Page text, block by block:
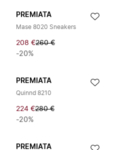
PREMIATA
Mase 8020 Sneakers
208 €260 €
-20%
PREMIATA
Quinnd 8210
224 €280 €
-20%
PREMIATA